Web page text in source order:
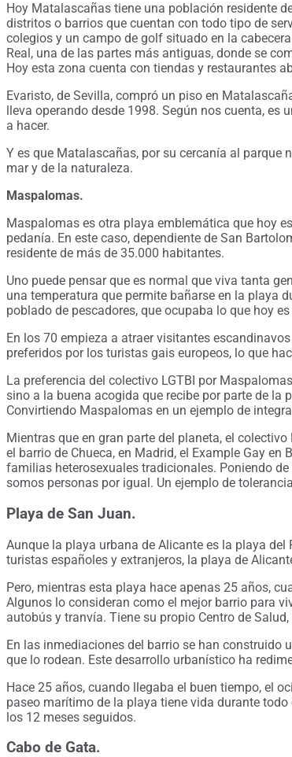
Hoy Matalascañas tiene una población residente
distritos o barrios que cuentan con todo tipo de
colegios y un campo de golf situado en la
Real, una de las partes más antiguas, donde se
Hoy esta zona cuenta con tiendas y restaurantes
Evaristo, de Sevilla, compró un piso en
lleva operando desde 1998. Según nos cuenta,
a hacer.
Y es que Matalascañas, por su cercanía al parque
mar y de la naturaleza.
Maspalomas.
Maspalomas es otra playa emblemática que hoy
pedanía. En este caso, dependiente de San
residente de más de 35.000 habitantes.
Uno puede pensar que es normal que viva tanta
una temperatura que permite bañarse en la playa
poblado de pescadores, que ocupaba lo que hoy
En los 70 empieza a atraer visitantes
preferidos por los turistas gais europeos, lo que
La preferencia del colectivo LGTBI por
sino a la buena acogida que recibe por parte de
Convirtiendo Maspalomas en un ejemplo de
Mientras que en gran parte del planeta, el
el barrio de Chueca, en Madrid, el Example Gay
familias heterosexuales tradicionales. Poniendo
somos personas por igual. Un ejemplo de
Playa de San Juan.
Aunque la playa urbana de Alicante es la playa
turistas españoles y extranjeros, la playa de
Pero, mientras esta playa hace apenas 25 años,
Algunos lo consideran como el mejor barrio para
autobús y tranvía. Tiene su propio Centro de
En las inmediaciones del barrio se han construido
que lo rodean. Este desarrollo urbanístico ha
Hace 25 años, cuando llegaba el buen tiempo, el
paseo marítimo de la playa tiene vida durante
los 12 meses seguidos.
Cabo de Gata.